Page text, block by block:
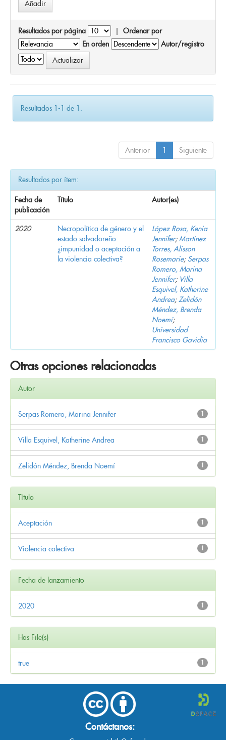
Resultados por página | Ordenar por
En orden
Autor/registro
Resultados 1-1 de 1.
Anterior 1 Siguiente
Resultados por ítem:
Fecha de
publicación
Título Autor(es)
2020
Necropolítica de género y el
estado salvadoreño:
¿impunidad o aceptación a
la violencia colectiva?
López Rosa, Kenia
Jennifer;Martínez
Torres, Alisson
Rosemarie; Serpas
Romero, Marina
Jennifer; Villa
Esquivel, Katherine
Andrea; Zelidón
Méndez, Brenda
Noemí;
Universidad
Francisco Gavidia
Otras opciones relacionadas
Autor
1
Serpas Romero, Marina Jennifer
1
Villa Esquivel, Katherine Andrea
1
Zelidón Méndez, Brenda Noemí
Título
1
Aceptación
1
Violencia colectiva
Fecha de lanzamiento
1
2020
Has File(s)
1
true
Contáctanos: